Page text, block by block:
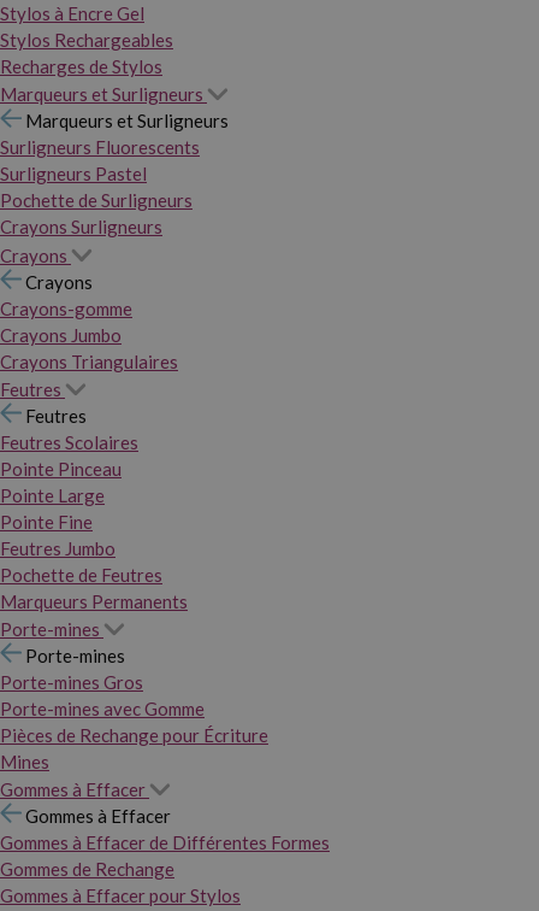
Stylos à Encre Gel
Stylos Rechargeables
Recharges de Stylos
Marqueurs et Surligneurs
Marqueurs et Surligneurs
Surligneurs Fluorescents
Surligneurs Pastel
Pochette de Surligneurs
Crayons Surligneurs
Crayons
Crayons
Crayons-gomme
Crayons Jumbo
Crayons Triangulaires
Feutres
Feutres
Feutres Scolaires
Pointe Pinceau
Pointe Large
Pointe Fine
Feutres Jumbo
Pochette de Feutres
Marqueurs Permanents
Porte-mines
Porte-mines
Porte-mines Gros
Porte-mines avec Gomme
Pièces de Rechange pour Écriture
Mines
Gommes à Effacer
Gommes à Effacer
Gommes à Effacer de Différentes Formes
Gommes de Rechange
Gommes à Effacer pour Stylos